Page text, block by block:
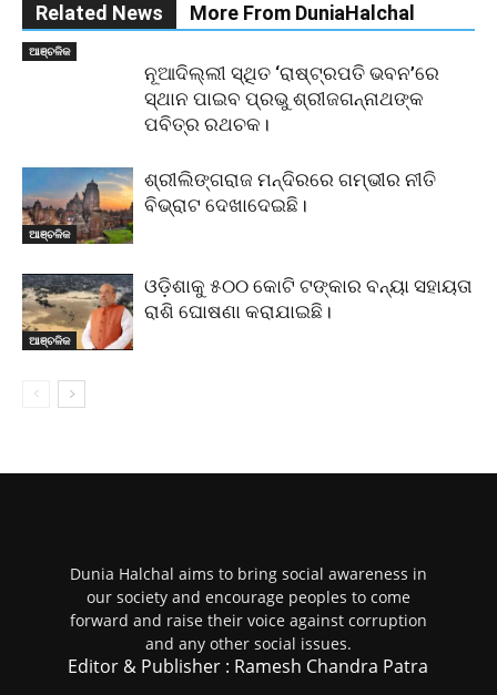
Related News More From DuniaHalchal
ଆଞ୍ଚଳିକ
ନୂଆଦିଲ୍ଲୀ ସ୍ଥିତ ‘ରାଷ୍ଟ୍ରପତି ଭବନ’ରେ
ସ୍ଥାନ ପାଇବ ପ୍ରଭୁ ଶ୍ରୀଜଗନ୍ନାଥଙ୍କ
ପବିତ୍ର ରଥଚକ।
ଆଞ୍ଚଳିକ
ଶ୍ରୀଲିଙ୍ଗରାଜ ମନ୍ଦିରରେ ଗମ୍ଭୀର ନୀତି
ବିଭ୍ରାଟ ଦେଖାଦେଇଛି।
ଆଞ୍ଚଳିକ
ଓଡ଼ିଶାକୁ ୫୦୦ କୋଟି ଟଙ୍କାର ବନ୍ୟା ସହାୟତା
ରାଶି ଘୋଷଣା କରାଯାଇଛି।
Dunia Halchal aims to bring social awareness in
our society and encourage peoples to come
forward and raise their voice against corruption
and any other social issues.
Editor & Publisher : Ramesh Chandra Patra